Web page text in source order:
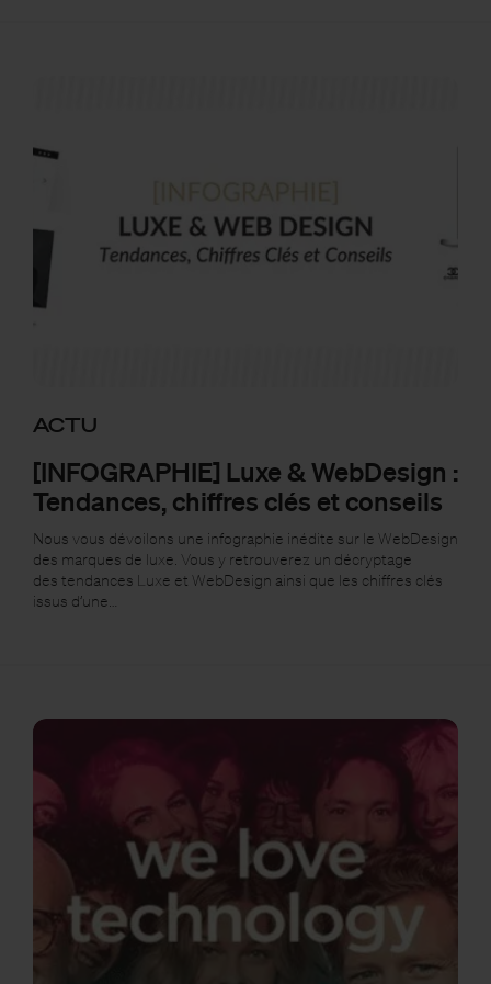
ACTU
[INFOGRAPHIE] Luxe & WebDesign :
Tendances, chiffres clés et conseils
Nous vous dévoilons une infographie inédite sur le WebDesign
des marques de luxe. Vous y retrouverez un décryptage
des tendances Luxe et WebDesign ainsi que les chiffres clés
issus d’une…